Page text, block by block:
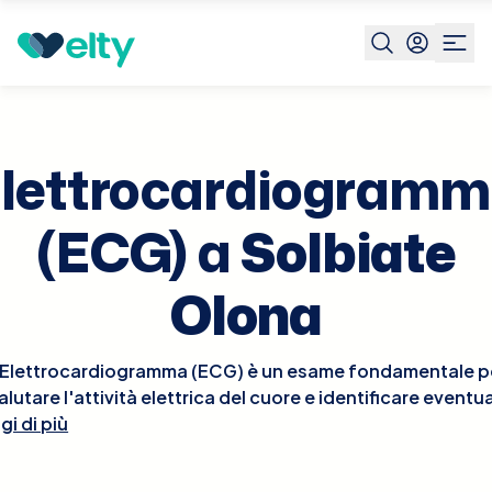
Prenota visita
Solbiate
(ECG) aSolbiate
Olona
(ECG) è un esame fondamentale
l'attività elettrica del cuore e identificare
cardiache come aritmie, ischemie o infarti.
di più